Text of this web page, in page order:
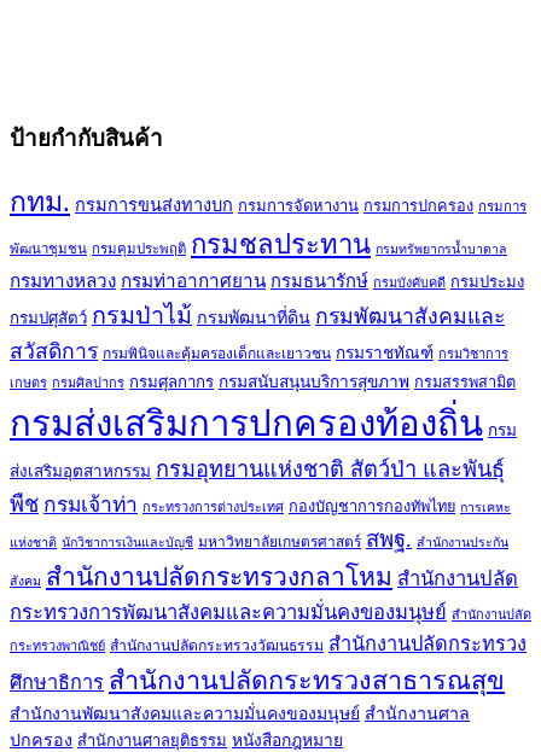
ป้ายกำกับสินค้า
กทม. กรมการขนส่งทางบก กรมการจัดหางาน กรมการปกครอง กรมการ
พัฒนาชุมชน กรมคุมประพฤติ กรมชลประทาน กรมทรัพยากรน้ำบาดาล
กรมทางหลวง กรมท่าอากาศยาน กรมธนารักษ์ กรมบังคับคดี กรมประมง
กรมปศุสัตว์ กรมป่าไม้ กรมพัฒนาที่ดิน กรมพัฒนาสังคมและ
สวัสดิการ กรมพินิจและคุ้มครองเด็กและเยาวชน กรมราชทัณฑ์ กรมวิชาการ
เกษตร กรมศิลปากร กรมศุลกากร กรมสนับสนุนบริการสุขภาพ กรมสรรพสามิต
กรมส่งเสริมการปกครองท้องถิ่น กรม
ส่งเสริมอุตสาหกรรม กรมอุทยานแห่งชาติ สัตว์ป่า และพันธุ์
พืช กรมเจ้าท่า กระทรวงการต่างประเทศ กองบัญชาการกองทัพไทย การเคหะ
แห่งชาติ นักวิชาการเงินและบัญชี มหาวิทยาลัยเกษตรศาสตร์ สพฐ. สำนักงานประกัน
สังคม สำนักงานปลัดกระทรวงกลาโหม สำนักงานปลัด
กระทรวงการพัฒนาสังคมและความมั่นคงของมนุษย์ สำนักงานปลัด
กระทรวงพาณิชย์ สำนักงานปลัดกระทรวงวัฒนธรรม สำนักงานปลัดกระทรวง
ศึกษาธิการ สำนักงานปลัดกระทรวงสาธารณสุข
สำนักงานพัฒนาสังคมและความมั่นคงของมนุษย์ สำนักงานศาล
ปกครอง สำนักงานศาลยุติธรรม หนังสือกฎหมาย